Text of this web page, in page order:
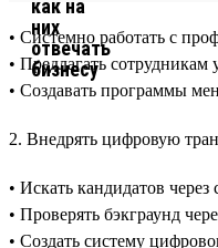
• Системно работать с
• Предлагать
• Создавать программы
2. Внедрять цифровую
• Искать кандидатов
• Проверять бэкграунд
• Создать систему